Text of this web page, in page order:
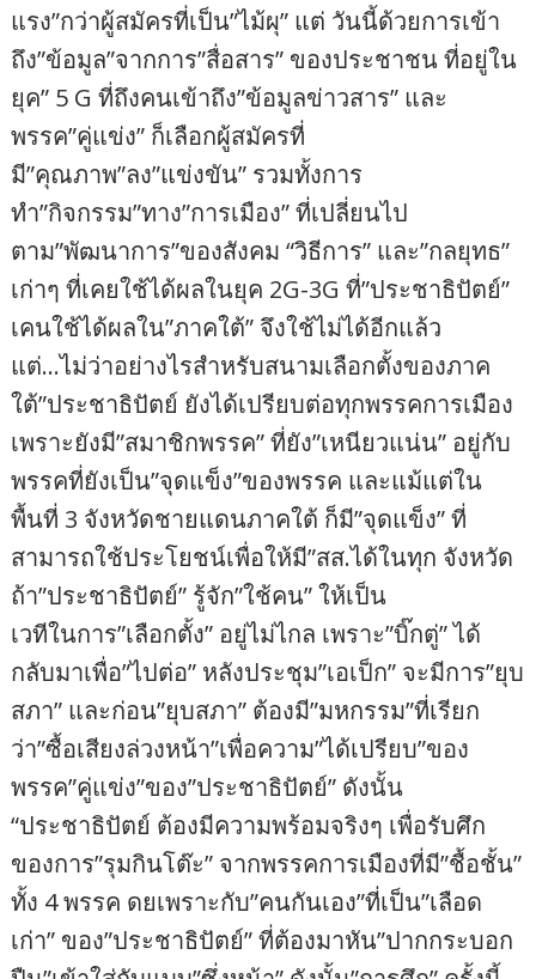
แรง”กว่าผู้สมัครที่เป็น”ไม้ผุ” แต่ วันนี้ด้วยการเข้า
ถึง”ข้อมูล”จากการ”สื่อสาร” ของประชาชน ที่อยู่ใน
ยุค” 5 G ที่ถึงคนเข้าถึง”ข้อมูลข่าวสาร” และ
พรรค”คู่แข่ง” ก็เลือกผู้สมัครที่
มี”คุณภาพ”ลง”แข่งขัน” รวมทั้งการ
ทำ”กิจกรรม”ทาง”การเมือง” ที่เปลี่ยนไป
ตาม”พัฒนาการ”ของสังคม “วิธีการ” และ”กลยุทธ”
เก่าๆ ที่เคยใช้ได้ผลในยุค 2G-3G ที่”ประชาธิปัตย์”
เคนใช้ได้ผลใน”ภาคใต้” จึงใช้ไม่ได้อีกแล้ว
แต่…ไม่ว่าอย่างไรสำหรับสนามเลือกตั้งของภาค
ใต้”ประชาธิปัตย์ ยังได้เปรียบต่อทุกพรรคการเมือง
เพราะยังมี”สมาชิกพรรค” ที่ยัง”เหนียวแน่น” อยู่กับ
พรรคที่ยังเป็น”จุดแข็ง”ของพรรค และแม้แต่ใน
พื้นที่ 3 จังหวัดชายแดนภาคใต้ ก็มี”จุดแข็ง” ที่
สามารถใช้ประโยชน์เพื่อให้มี”สส.ได้ในทุก จังหวัด
ถ้า”ประชาธิปัตย์” รู้จัก”ใช้คน” ให้เป็น
เวทีในการ”เลือกตั้ง” อยู่ไม่ไกล เพราะ”บิ๊กตู่” ได้
กลับมาเพื่อ”ไปต่อ” หลังประชุม”เอเป็ก” จะมีการ”ยุบ
สภา” และก่อน”ยุบสภา” ต้องมี”มหกรรม”ที่เรียก
ว่า”ซื้อเสียงล่วงหน้า”เพื่อความ”ได้เปรียบ”ของ
พรรค”คู่แข่ง”ของ”ประชาธิปัตย์” ดังนั้น
“ประชาธิปัตย์ ต้องมีความพร้อมจริงๆ เพื่อรับศึก
ของการ”รุมกินโต๊ะ” จากพรรคการเมืองที่มี”ชื้อชั้น”
ทั้ง 4 พรรค ดยเพราะกับ”คนกันเอง”ที่เป็น”เลือด
เก่า” ของ”ประชาธิปัตย์” ที่ต้องมาหัน”ปากกระบอก